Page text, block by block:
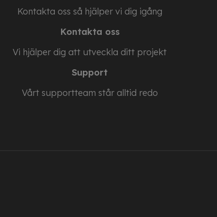
Kontakta oss så hjälper vi dig igång
Kontakta oss
Vi hjälper dig att utveckla ditt projekt
Support
Vårt supportteam står alltid redo